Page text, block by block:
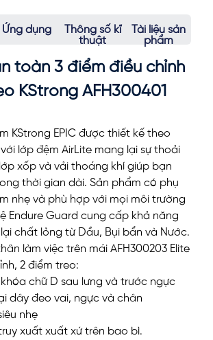
Ứng dụng
Thông số kĩ
thuật
Tài liệu sản
phẩm
toàn 3 điểm điều chỉnh
KStrong AFH300401
KStrong EPIC được thiết kế theo
lớp đệm AirLite mang lại sự thoải
xốp và vải thoáng khí giúp bạn
thời gian dài. Sản phẩm có phụ
nhẹ và phù hợp với mọi môi trường
Endure Guard cung cấp khả năng
chất lỏng từ Dầu, Bụi bẩn và Nước.
làm việc trên mái AFH300203 Elite
2 điểm treo:
chữ D sau lưng và trước ngực
dây đeo vai, ngực và chân
nhẹ
xuất xuất xứ trên bao bì.